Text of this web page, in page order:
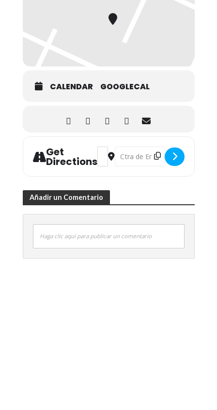
CALENDAR GOOGLECAL
Get
Directions
Address - Homenaje a los
Destination Address -
Añadir un Comentario
Haga clic aquí para publicar un comentario